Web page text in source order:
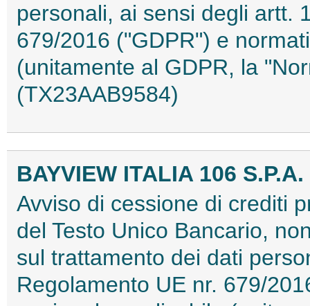
personali, ai sensi degli artt.
679/2016 ("GDPR") e
(unitamente al GDPR, la
(TX23AAB9584)
BAYVIEW ITALIA 106 S.P.A.
Avviso di cessione di crediti
del Testo Unico Bancario,
sul trattamento dei dati
Regolamento UE nr. 679/